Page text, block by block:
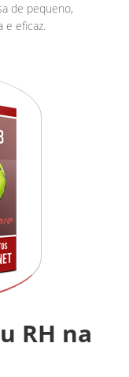
de pequeno,
e eficaz.
RH na